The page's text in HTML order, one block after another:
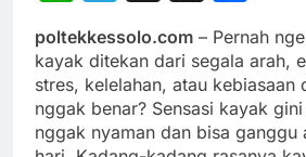
poltekkessolo.com – Pernah
kayak ditekan dari segala arah,
stres, kelelahan, atau kebiasaan
nggak benar? Sensasi kayak
nggak nyaman dan bisa ganggu